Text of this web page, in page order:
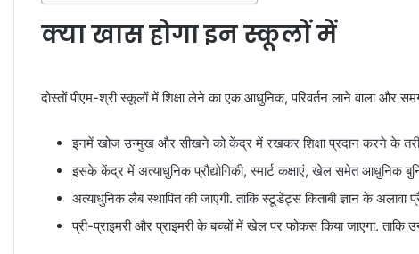
क्या खास होगा इन स्कूलों में
दोस्तों पीएम-श्री स्कूलों में शिक्षा लेने का एक आधुनिक, परिवर्तन लाने वाला और
इनमें खोज उन्मुख और सीखने को केंद्र में रखकर शिक्षा प्रदान करने के
इसके केंद्र में अत्याधुनिक प्रौद्योगिकी, स्मार्ट कक्षाएं, खेल समेत आधुनिक
अत्याधुनिक लैब स्थापित की जाएंगी. ताकि स्टूडेंट्स किताबी ज्ञान के
प्री-प्राइमरी और प्राइमरी के बच्चों में खेल पर फोकस किया जाएगा. ताकि